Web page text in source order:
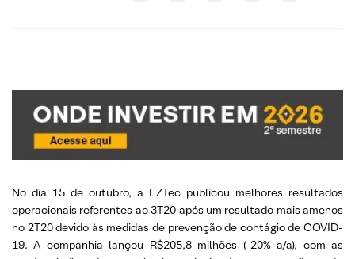
No dia 15 de outubro, a EZTec publicou melhores resultados
operacionais referentes ao 3T20 após um resultado mais amenos
no 2T20 devido às medidas de prevenção de contágio de COVID-
19. A companhia lançou R$205,8 milhões (-20% a/a), com as